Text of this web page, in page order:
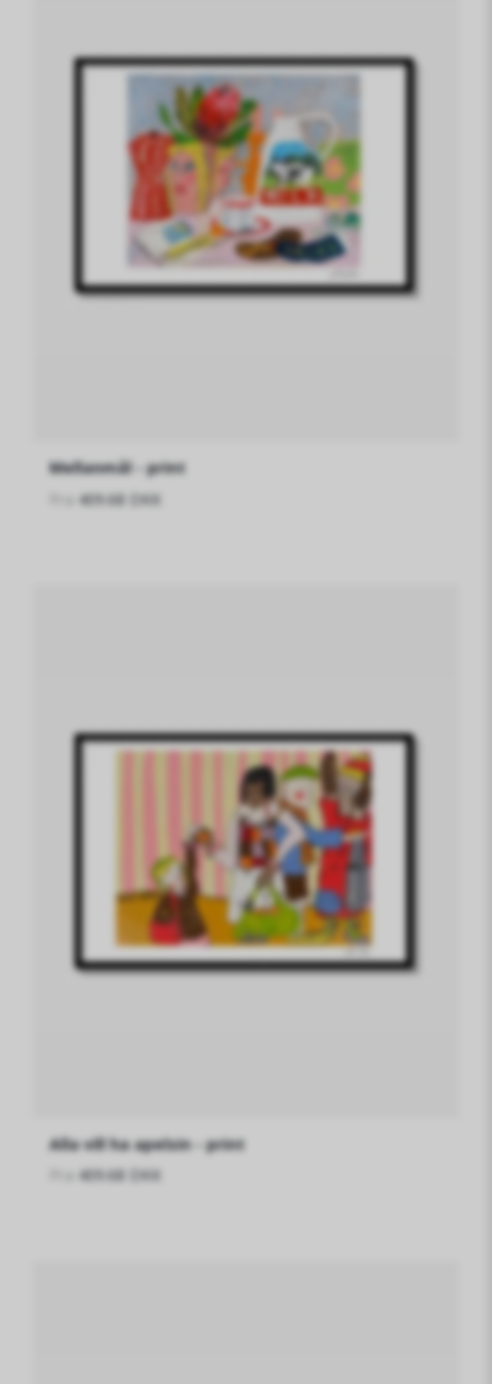
Mellanmål - print
409.68 DKK
Alla vill ha apelsin - print
409.68 DKK